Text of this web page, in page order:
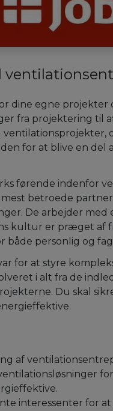
dine egne projekter
fra projektering til
for at blive en del
førende indenfor
betroede
De arbejder med
kultur er præget af
både personlig og
for at styre
i alt fra de
Du skal
af
interessenter for